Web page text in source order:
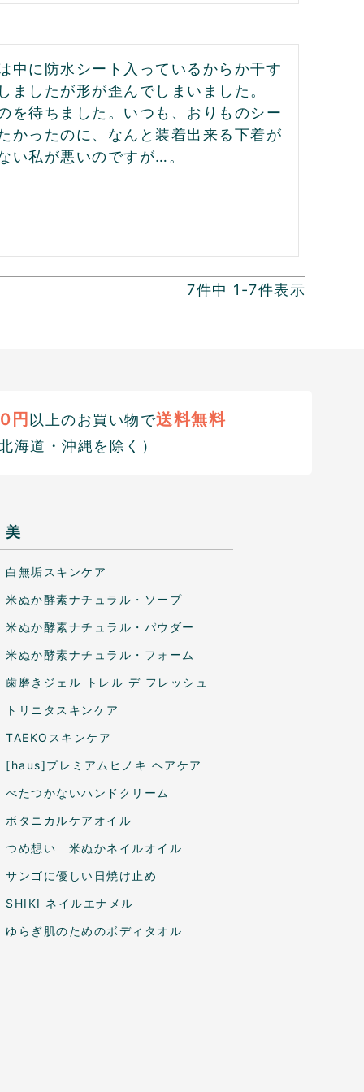
中に防水シート入っているからか干す
したが形が歪んでしまいました。
を待ちました。いつも、おりものシー
かったのに、なんと装着出来る下着が
い私が悪いのですが…。
7件中 1 -7件表示
円 以上のお買い物で送料無料
北海道・沖縄を除く）
美
白無垢スキンケア
米ぬか酵素ナチュラル・ソープ
米ぬか酵素ナチュラル・パウダー
米ぬか酵素ナチュラル・フォーム
歯磨きジェル トレル デ フレッシュ
トリニタスキンケア
TAEKOスキンケア
[haus]プレミアムヒノキ ヘアケア
べたつかないハンドクリーム
ボタニカルケアオイル
つめ想い 米ぬかネイルオイル
サンゴに優しい日焼け止め
SHIKI ネイルエナメル
ゆらぎ肌のためのボディタオル